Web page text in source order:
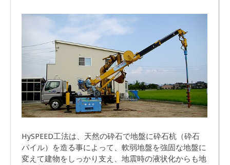
HySPEED工法は、天然の砕石で地盤に砕石杭（砕石
パイル）を造る事によって、軟弱地盤を強固な地盤に
変えて建物をしっかり支え、地震時の液状化からも地